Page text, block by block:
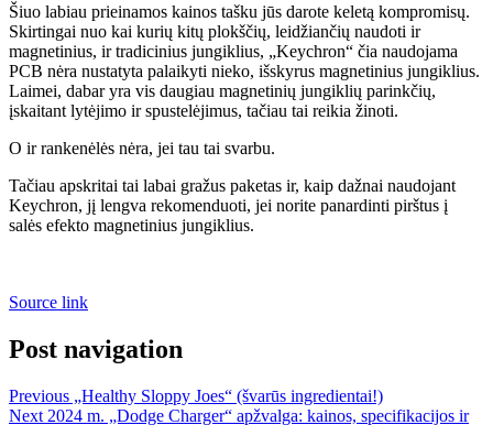
Šiuo labiau prieinamos kainos tašku jūs darote keletą kompromisų.
Skirtingai nuo kai kurių kitų plokščių, leidžiančių naudoti ir
magnetinius, ir tradicinius jungiklius, „Keychron“ čia naudojama
PCB nėra nustatyta palaikyti nieko, išskyrus magnetinius jungiklius.
Laimei, dabar yra vis daugiau magnetinių jungiklių parinkčių,
įskaitant lytėjimo ir spustelėjimus, tačiau tai reikia žinoti.
O ir rankenėlės nėra, jei tau tai svarbu.
Tačiau apskritai tai labai gražus paketas ir, kaip dažnai naudojant
Keychron, jį lengva rekomenduoti, jei norite panardinti pirštus į
salės efekto magnetinius jungiklius.
Source link
Post navigation
Previous „Healthy Sloppy Joes“ (švarūs ingredientai!)
Next 2024 m. „Dodge Charger“ apžvalga: kainos, specifikacijos ir